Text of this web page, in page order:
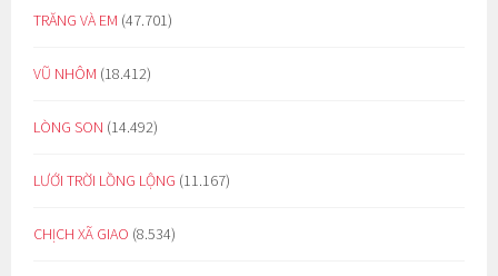
TRĂNG VÀ EM (47.701)
VŨ NHÔM (18.412)
LÒNG SON (14.492)
LƯỚI TRỜI LỒNG LỘNG (11.167)
CHỊCH XÃ GIAO (8.534)